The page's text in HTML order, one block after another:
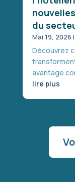
du
Mai 19, 2026 |
Découvrez
avantage
lire plus